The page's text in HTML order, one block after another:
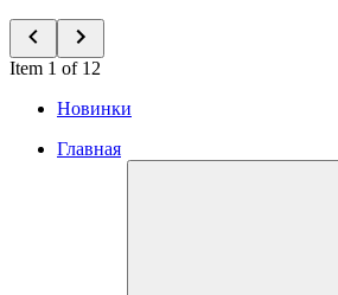
Item 1 of 12
Новинки
Главная